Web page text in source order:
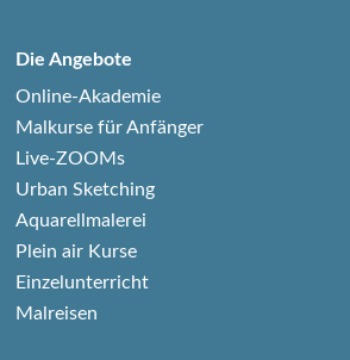
Die Angebote
Online-Akademie
Malkurse für Anfänger
Live-ZOOMs
Urban Sketching
Aquarellmalerei
Plein air Kurse
Einzelunterricht
Malreisen